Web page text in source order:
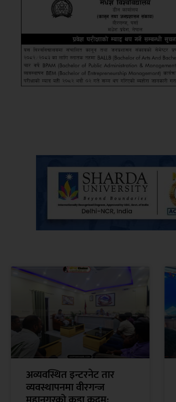
अव्यवस्थित इन्टरनेट तार
व्यवस्थापनमा वीरगन्ज